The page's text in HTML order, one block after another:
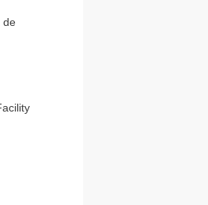
de